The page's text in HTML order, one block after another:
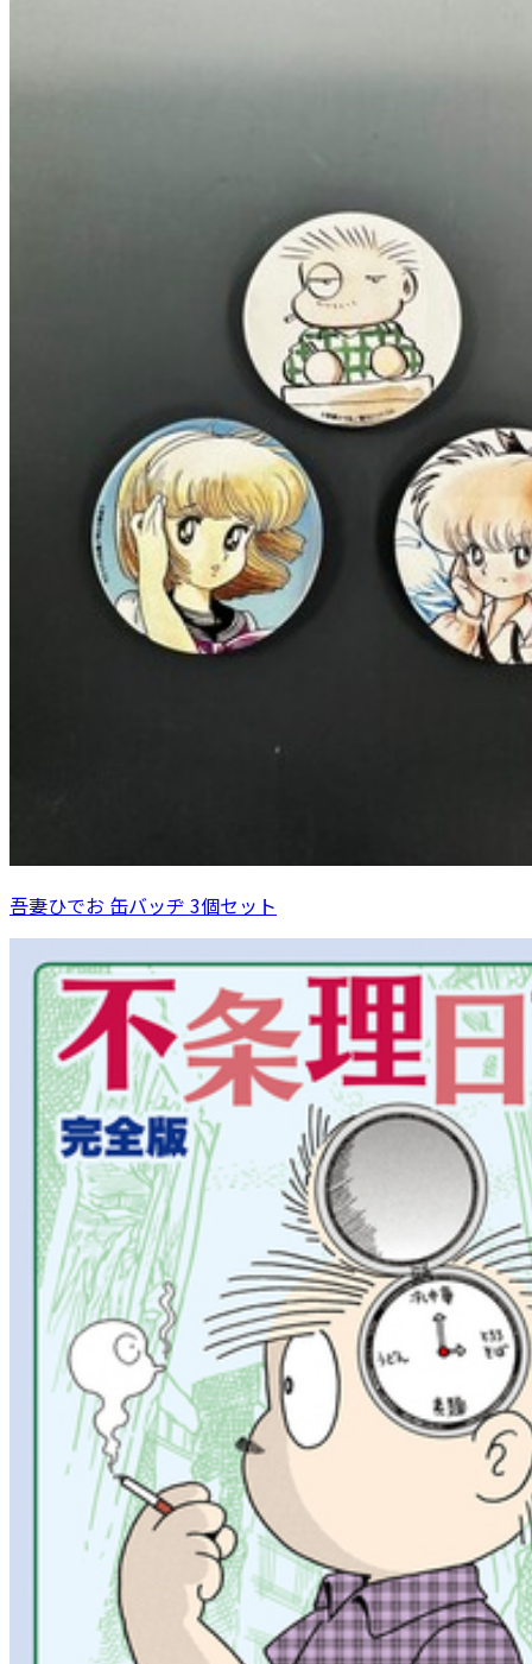
吾妻ひでお 缶バッヂ 3個セット